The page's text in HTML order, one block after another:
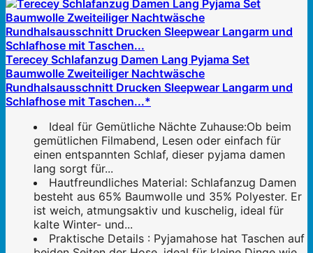
Terecey Schlafanzug Damen Lang Pyjama Set
Baumwolle Zweiteiliger Nachtwäsche
Rundhalsausschnitt Drucken Sleepwear Langarm und
Schlafhose mit Taschen...*
Ideal für Gemütliche Nächte Zuhause:Ob beim
gemütlichen Filmabend, Lesen oder einfach für
einen entspannten Schlaf, dieser pyjama damen
lang sorgt für...
Hautfreundliches Material: Schlafanzug Damen
besteht aus 65% Baumwolle und 35% Polyester. Er
ist weich, atmungsaktiv und kuschelig, ideal für
kalte Winter- und...
Praktische Details : Pyjamahose hat Taschen auf